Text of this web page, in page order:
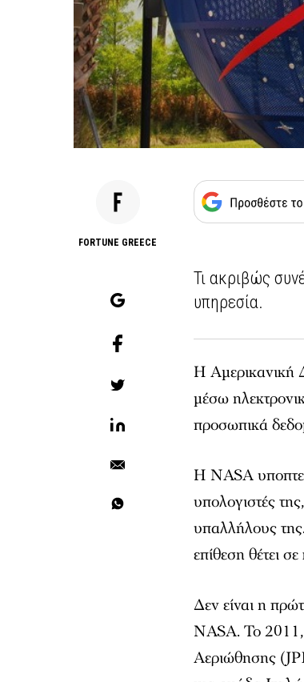
FORTUNE GREECE
Τι ακριβώς
υπηρεσία.
H Αμερικανική
μέσω
προσωπικά
Η NASA
υπολογιστές
υπαλλήλους
επίθεση θέτει
Δεν είναι η
NASA. Το 2011,
Αεριώθησης